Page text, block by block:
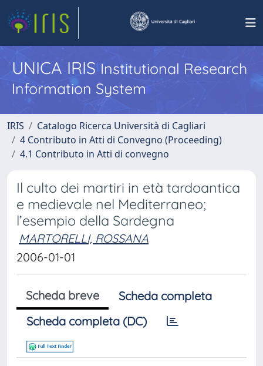
UNICA IRISInstitutional Research
Information System
IRIS
Catalogo Ricerca Università di Cagliari
4 Contributo in Atti di Convegno (Proceeding)
4.1 Contributo in Atti di convegno
Il culto dei martiri in età tardoantica
e medievale nel Mediterraneo;
l’esempio della Sardegna
MARTORELLI, ROSSANA
2006-01-01
Scheda breve
Scheda completa
Scheda completa (DC)